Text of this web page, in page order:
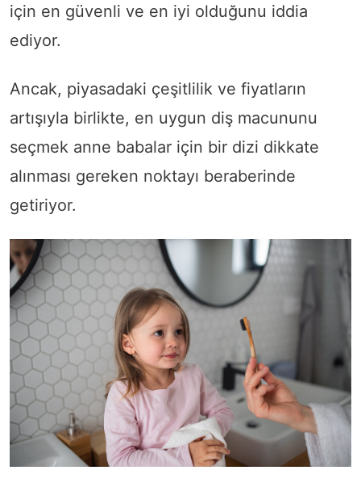
için en güvenli ve en iyi olduğunu iddia
ediyor.
Ancak, piyasadaki çeşitlilik ve fiyatların
artışıyla birlikte, en uygun diş macununu
seçmek anne babalar için bir dizi dikkate
alınması gereken noktayı beraberinde
getiriyor.